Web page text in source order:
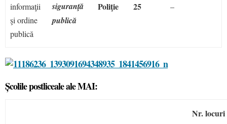
informaţii
şi ordine
publică
siguranţă
publică
Poliţie 25 –
Școlile postliceale ale MAI:
Nr. locuri